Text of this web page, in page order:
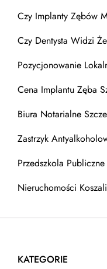
Czy Implanty Zębów
Czy Dentysta Widzi
Pozycjonowanie
Cena Implantu Zęba
Biura Notarialne
Zastrzyk
Przedszkola
Nieruchomości
KATEGORIE